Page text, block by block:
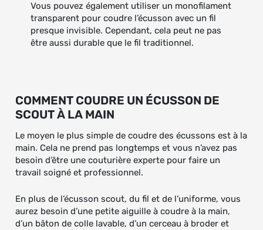
Vous pouvez également utiliser un monofilament
transparent pour coudre l’écusson avec un fil
presque invisible. Cependant, cela peut ne pas
être aussi durable que le fil traditionnel.
COMMENT COUDRE UN ÉCUSSON DE
SCOUT À LA MAIN
Le moyen le plus simple de coudre des écussons est à la
main. Cela ne prend pas longtemps et vous n’avez pas
besoin d’être une couturière experte pour faire un
travail soigné et professionnel.
En plus de l’écusson scout, du fil et de l’uniforme, vous
aurez besoin d’une petite aiguille à coudre à la main,
d’un bâton de colle lavable, d’un cerceau à broder et